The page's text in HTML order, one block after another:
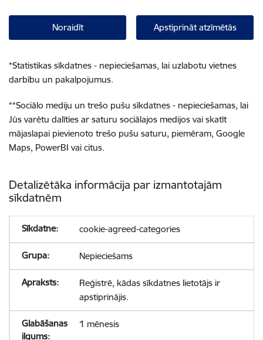
Noraidīt Apstiprināt atzīmētās
*Statistikas sīkdatnes - nepieciešamas, lai uzlabotu vietnes
darbību un pakalpojumus.
**Sociālo mediju un trešo pušu sīkdatnes - nepieciešamas, lai
Jūs varētu dalīties ar saturu sociālajos medijos vai skatīt
mājaslapai pievienoto trešo pušu saturu, piemēram, Google
Maps, PowerBI vai citus.
Detalizētāka informācija par izmantotajām
sīkdatnēm
cookie-agreed-categories
Nepieciešams
Reģistrē, kādas sīkdatnes lietotājs ir
apstiprinājis.
1 mēnesis